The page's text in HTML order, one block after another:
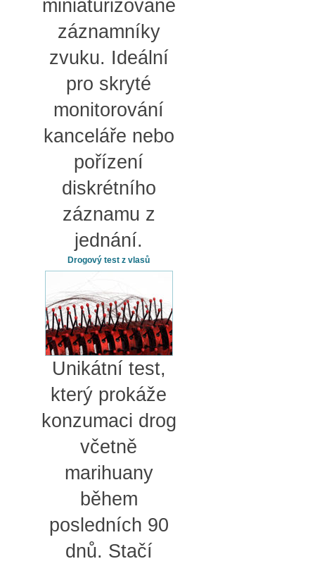
miniaturizované
záznamníky
zvuku. Ideální
pro skryté
monitorování
kanceláře nebo
pořízení
diskrétního
záznamu z
jednání.
Drogový test z vlasů
Unikátní test,
který prokáže
konzumaci drog
včetně
marihuany
během
posledních 90
dnů. Stačí